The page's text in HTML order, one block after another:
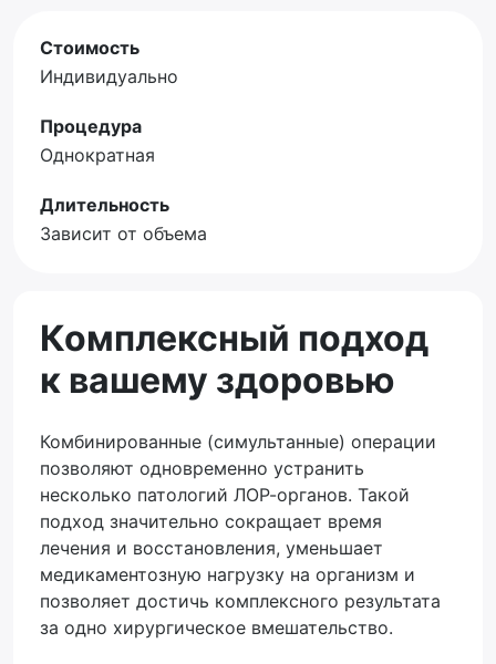
Стоимость
Индивидуально
Процедура
Однократная
Длительность
Зависит от объема
Комплексный подход
к вашему здоровью
Комбинированные (симультанные) операции
позволяют одновременно устранить
несколько патологий ЛОР-органов. Такой
подход значительно сокращает время
лечения и восстановления, уменьшает
медикаментозную нагрузку на организм и
позволяет достичь комплексного результата
за одно хирургическое вмешательство.